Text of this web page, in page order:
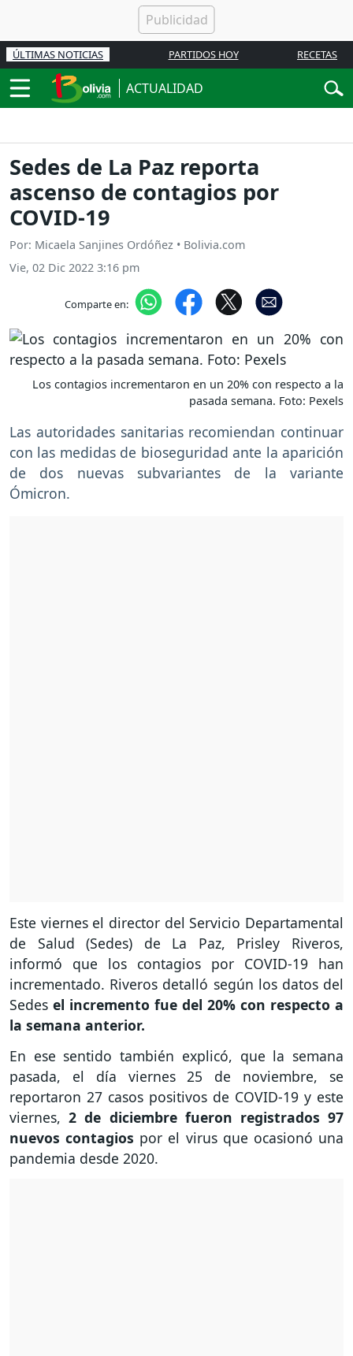
ÚLTIMAS NOTICIAS PARTIDOS HOY RECETAS
ACTUALIDAD
Sedes de La Paz reporta
ascenso de contagios por
COVID-19
Por: Micaela Sanjines Ordóñez • Bolivia.com
Vie, 02 Dic 2022 3:16 pm
Comparte en:
Los contagios incrementaron en un 20% con respecto a la
pasada semana. Foto: Pexels
Las autoridades sanitarias recomiendan continuar
con las medidas de bioseguridad ante la aparición
de dos nuevas subvariantes de la variante
Ómicron.
Este viernes el director del Servicio Departamental
de Salud (Sedes) de La Paz, Prisley Riveros,
informó que los contagios por COVID-19 han
incrementado. Riveros detalló según los datos del
Sedes el incremento fue del 20% con respecto a
la semana anterior.
En ese sentido también explicó, que la semana
pasada, el día viernes 25 de noviembre, se
reportaron 27 casos positivos de COVID-19 y este
viernes, 2 de diciembre fueron registrados 97
nuevos contagios por el virus que ocasionó una
pandemia desde 2020.